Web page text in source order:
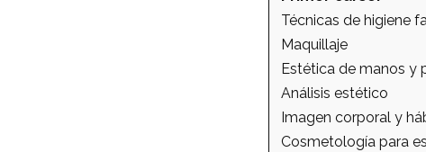
Técnicas de higiene
Maquillaje
Estética de manos y
Análisis estético
Imagen corporal y
Cosmetología para